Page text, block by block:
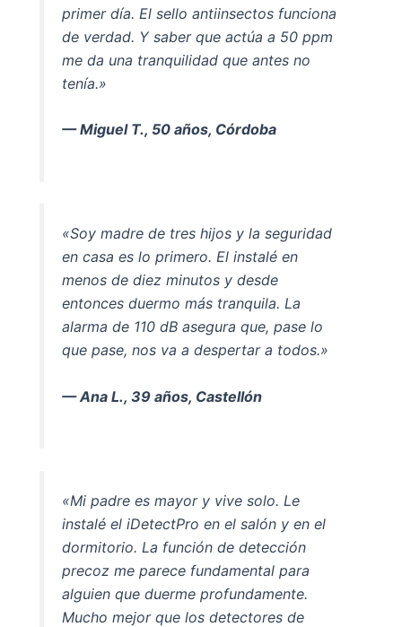
primer día. El sello antiinsectos funciona
de verdad. Y saber que actúa a 50 ppm
me da una tranquilidad que antes no
tenía.»
— Miguel T., 50 años, Córdoba
«Soy madre de tres hijos y la seguridad
en casa es lo primero. El instalé en
menos de diez minutos y desde
entonces duermo más tranquila. La
alarma de 110 dB asegura que, pase lo
que pase, nos va a despertar a todos.»
— Ana L., 39 años, Castellón
«Mi padre es mayor y vive solo. Le
instalé el iDetectPro en el salón y en el
dormitorio. La función de detección
precoz me parece fundamental para
alguien que duerme profundamente.
Mucho mejor que los detectores de